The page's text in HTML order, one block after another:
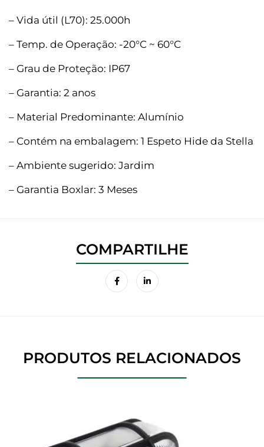
– Vida útil (L70): 25.000h
– Temp. de Operação: -20°C ~ 60°C
– Grau de Proteção: IP67
– Garantia: 2 anos
– Material Predominante: Alumínio
– Contém na embalagem: 1 Espeto Hide da Stella
– Ambiente sugerido: Jardim
– Garantia Boxlar: 3 Meses
PRODUTOS RELACIONADOS